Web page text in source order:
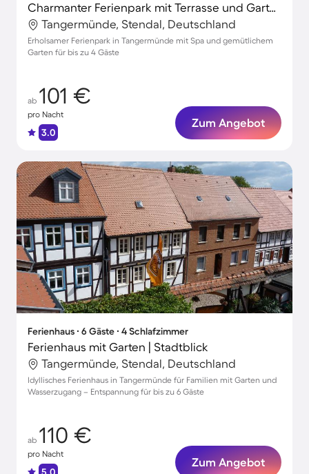
Charmanter Ferienpark mit Terrasse und Garten
Tangermünde, Stendal, Deutschland
Erholsamer Ferienpark in Tangermünde mit Spa und gemütlichem
Garten für bis zu 4 Gäste
ab 101 €
pro Nacht
3.0
Zum Angebot
Ferienhaus ∙ 6 Gäste ∙ 4 Schlafzimmer
Ferienhaus mit Garten | Stadtblick
Tangermünde, Stendal, Deutschland
Idyllisches Ferienhaus in Tangermünde für Familien mit Garten und
Wasserzugang – Entspannung für bis zu 6 Gäste
ab 110 €
pro Nacht
Zum Angebot